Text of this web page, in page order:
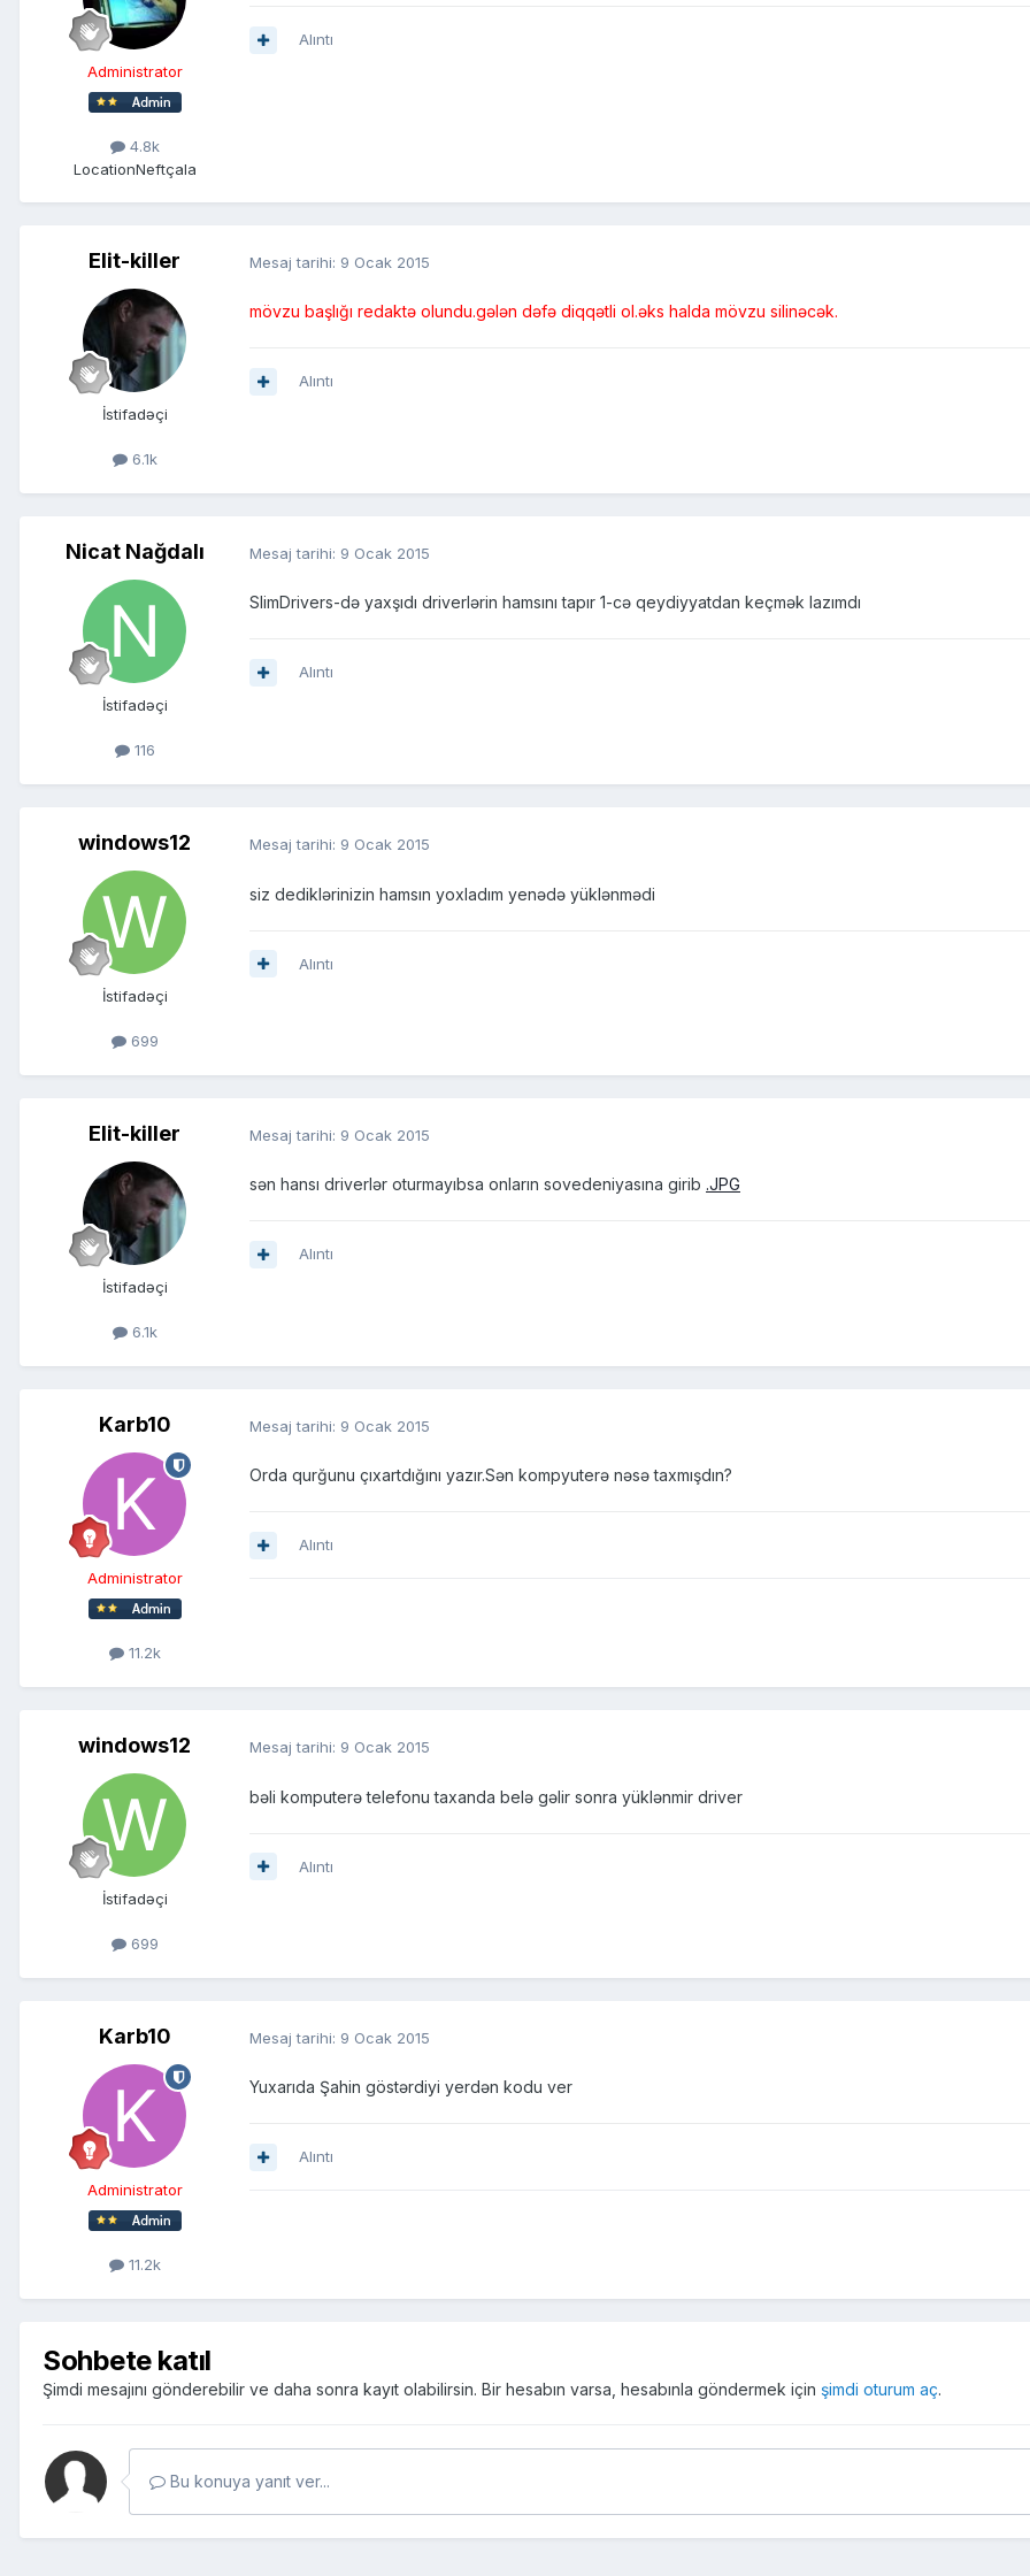
Administrator
4.8k
LocationNeftçala
Alıntı
Elit-killer
İstifadəçi
6.1k
Mesaj tarihi: 9 Ocak 2015
mövzu başlığı redaktə olundu.gələn dəfə diqqətli ol.əks halda mövzu silinəcək.
Alıntı
Nicat Nağdalı
İstifadəçi
116
Mesaj tarihi: 9 Ocak 2015
SlimDrivers-də yaxşıdı driverlərin hamsını tapır 1-cə qeydiyyatdan keçmək lazımdı
Alıntı
windows12
İstifadəçi
699
Mesaj tarihi: 9 Ocak 2015
siz dediklərinizin hamsın yoxladım yenədə yüklənmədi
Alıntı
Elit-killer
İstifadəçi
6.1k
Mesaj tarihi: 9 Ocak 2015
sən hansı driverlər oturmayıbsa onların sovedeniyasına girib .JPG
Alıntı
Karb10
Administrator
11.2k
Mesaj tarihi: 9 Ocak 2015
Orda qurğunu çıxartdığını yazır.Sən kompyuterə nəsə taxmışdın?
Alıntı
windows12
İstifadəçi
699
Mesaj tarihi: 9 Ocak 2015
bəli komputerə telefonu taxanda belə gəlir sonra yüklənmir driver
Alıntı
Karb10
Administrator
11.2k
Mesaj tarihi: 9 Ocak 2015
Yuxarıda Şahin göstərdiyi yerdən kodu ver
Alıntı
Sohbete katıl
Şimdi mesajını gönderebilir ve daha sonra kayıt olabilirsin. Bir hesabın varsa, hesabınla göndermek için şimdi oturum aç.
Bu konuya yanıt ver...